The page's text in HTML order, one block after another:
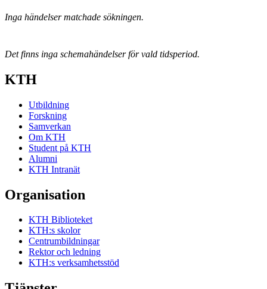
Inga händelser matchade sökningen.
Det finns inga schemahändelser för vald tidsperiod.
KTH
Utbildning
Forskning
Samverkan
Om KTH
Student på KTH
Alumni
KTH Intranät
Organisation
KTH Biblioteket
KTH:s skolor
Centrumbildningar
Rektor och ledning
KTH:s verksamhetsstöd